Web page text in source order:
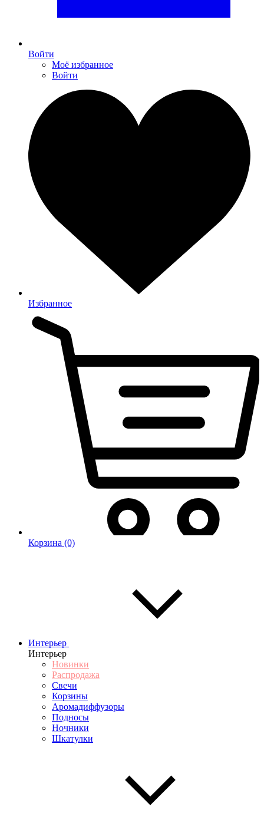
Войти
Моё избранное
Войти
Избранное
Корзина (0)
Интерьер
Интерьер
Новинки
Распродажа
Свечи
Корзины
Аромадиффузоры
Подносы
Ночники
Шкатулки